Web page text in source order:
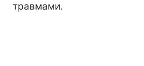
травмами.